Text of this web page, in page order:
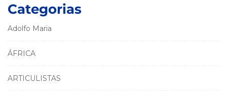
Categorias
Adolfo Maria
ÁFRICA
ARTICULISTAS